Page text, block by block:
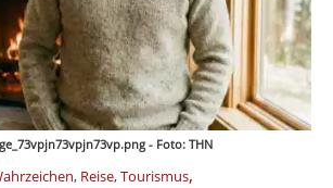
- Foto: THN
Reise, Tourismus,